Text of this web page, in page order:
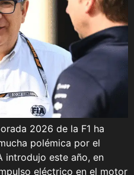
2026 de la F1 ha
polémica por el
introdujo este año, en
eléctrico en el motor